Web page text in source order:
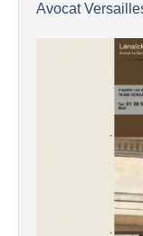
Avocat